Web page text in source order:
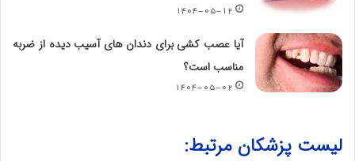
۱۴۰۴-۰۵-۱۲
آیا عصب کشی برای دندان های آسیب دیده از ضربه
مناسب است؟
۱۴۰۴-۰۵-۰۲
لیست پزشکان مرتبط: